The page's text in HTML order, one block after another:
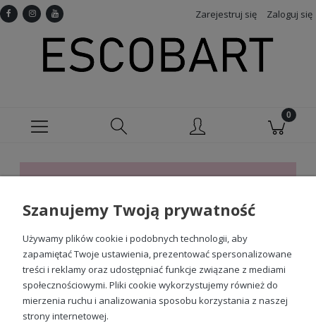
Zarejestruj się Zaloguj się
Ten produkt jest niedostępny.
Sprawdź nasze social media
Szanujemy Twoją prywatność
Używamy plików cookie i podobnych technologii, aby
zapamiętać Twoje ustawienia, prezentować spersonalizowane
treści i reklamy oraz udostępniać funkcje związane z mediami
społecznościowymi. Pliki cookie wykorzystujemy również do
mierzenia ruchu i analizowania sposobu korzystania z naszej
strony internetowej.